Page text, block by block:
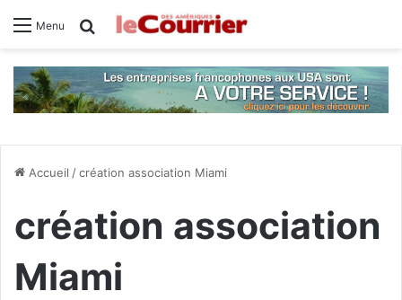
Menu Rechercher
Accueil /création association Miami
création association
Miami